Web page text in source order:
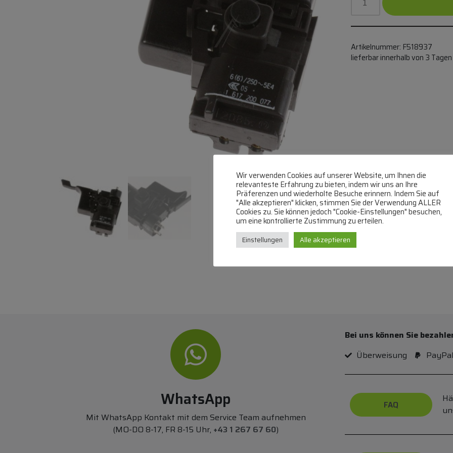
Artikelnummer: F518937
lieferbar innerhalb von 3 Tagen
WhatsApp
Mit WhatsApp Kontakt mit dem Service Team aufnehmen
(MO-DO 8-17, FR 8-15 Uhr, +43 1 267 67 60)
Bei uns können Sie
Überweisung
PayPal
FAQ
Wir verwenden Cookies auf unserer Website, um Ihnen die
relevanteste Erfahrung zu bieten, indem wir uns an Ihre
Präferenzen und wiederholte Besuche erinnern. Indem Sie auf
"Alle akzeptieren" klicken, stimmen Sie der Verwendung ALLER
Cookies zu. Sie können jedoch "Cookie-Einstellungen" besuchen,
um eine kontrollierte Zustimmung zu erteilen.
Einstellungen Alle akzeptieren